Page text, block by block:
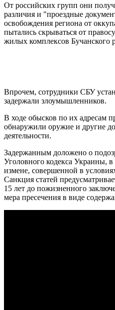
От российских групп они
различия и "проездные
освобождения региона от
пытались скрываться от
жилых комплексов Бучанского
Впрочем, сотрудники СБУ
задержали злоумышленников.
В ходе обысков по их адресам
обнаружили оружие и другие
деятельности.
Задержанным доложено о
Уголовного кодекса Украины, в
измене, совершенной в
Санкция статей
15 лет до пожизненного
мера пресечения в виде